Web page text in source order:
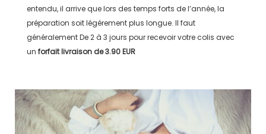
entendu, il arrive que lors des temps forts de l’année, la
préparation soit légérement plus longue. Il faut
généralementDe 2 à 3 jours pour recevoir votre colis avec
un forfait livraison de3.90 EUR